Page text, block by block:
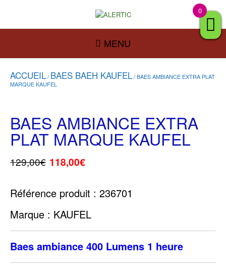
MENU
ACCUEIL/ BAES BAEH KAUFEL/ BAES AMBIANCE EXTRA PLAT
MARQUE KAUFEL
BAES AMBIANCE EXTRA
PLAT MARQUE KAUFEL
129,00€ 118,00€
Référence produit : 236701
Marque : KAUFEL
Baes ambiance 400 Lumens 1 heure
0